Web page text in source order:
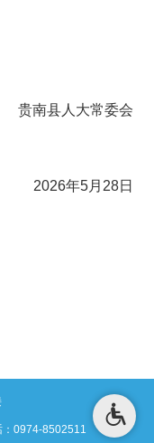
常委会
年5月 28日
0974-8502511